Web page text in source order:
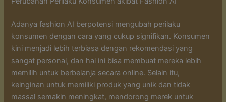
Adanya fashion AI berpotensi mengubah perilaku
konsumen dengan cara yang cukup signifikan. Konsumen
kini menjadi lebih terbiasa dengan rekomendasi yang
sangat personal, dan hal ini bisa membuat mereka lebih
memilih untuk berbelanja secara online. Selain itu,
keinginan untuk memiliki produk yang unik dan tidak
massal semakin meningkat, mendorong merek untuk